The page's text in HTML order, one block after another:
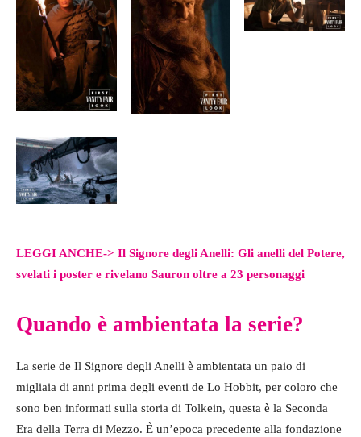
LEGGI ANCHE-> Il Signore degli Anelli: Gli anelli del Potere,
svelati i poster e rivelano Sauron oltre a 23 personaggi
Quando è ambientata la serie?
La serie de Il Signore degli Anelli è ambientata un paio di
migliaia di anni prima degli eventi de Lo Hobbit, per coloro che
sono ben informati sulla storia di Tolkein, questa è la Seconda
Era della Terra di Mezzo. È un’epoca precedente alla fondazione